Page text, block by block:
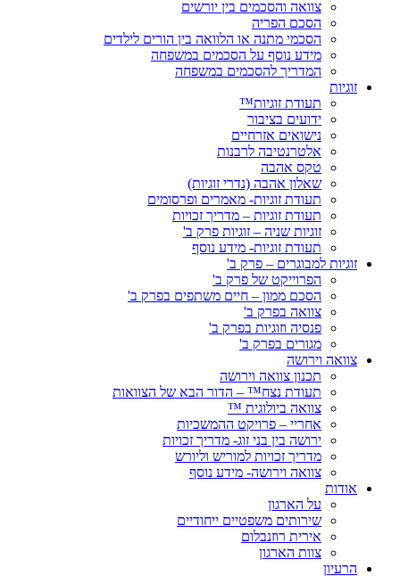
צוואה והסכמים בין יורשים
הסכם הפריה
הסכמי מתנה או הלוואה בין הורים לילדים
מידע נוסף על הסכמים במשפחה
המדריך להסכמים במשפחה
זוגיות
תעודת זוגיות™
ידועים בציבור
נישואים אזרחיים
אלטרנטיבה לרבנות
טקס אהבה
שאלון אהבה (נדרי זוגיות)
תעודת זוגיות- מאמרים ופרסומים
תעודת זוגיות – מדריך זכויות
זוגיות שניה – זוגיות פרק ב'
תעודת זוגיות- מידע נוסף
זוגיות למבוגרים – פרק ב'
הפרוייקט של פרק ב'
הסכם ממון – חיים משתפים בפרק ב'
צוואה בפרק ב'
פנסיה וזוגיות בפרק ב'
מגורים בפרק ב'
צוואה וירושה
תכנון צוואה וירושה
תעודת נצח™ – הדור הבא של הצוואות
צוואה ביולוגית ™
אחריי – פרויקט ההמשכיות
ירושה בין בני זוג- מדריך זכויות
מדריך זכויות למוריש וליורש
צוואה וירושה- מידע נוסף
אודות
על הארגון
שירותים משפטיים ייחודיים
אירית רוזנבלום
צוות הארגון
הרעיון